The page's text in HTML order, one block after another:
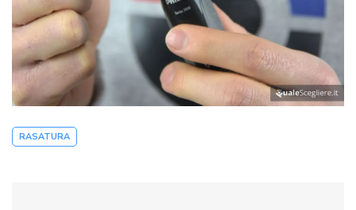
RASATURA